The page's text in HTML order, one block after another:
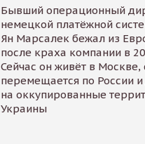
Бывший операционный
немецкой платёжной
Ян Марсалек бежал из
после краха компании в
Сейчас он живёт в Москве,
перемещается по России
на оккупированные
Украины